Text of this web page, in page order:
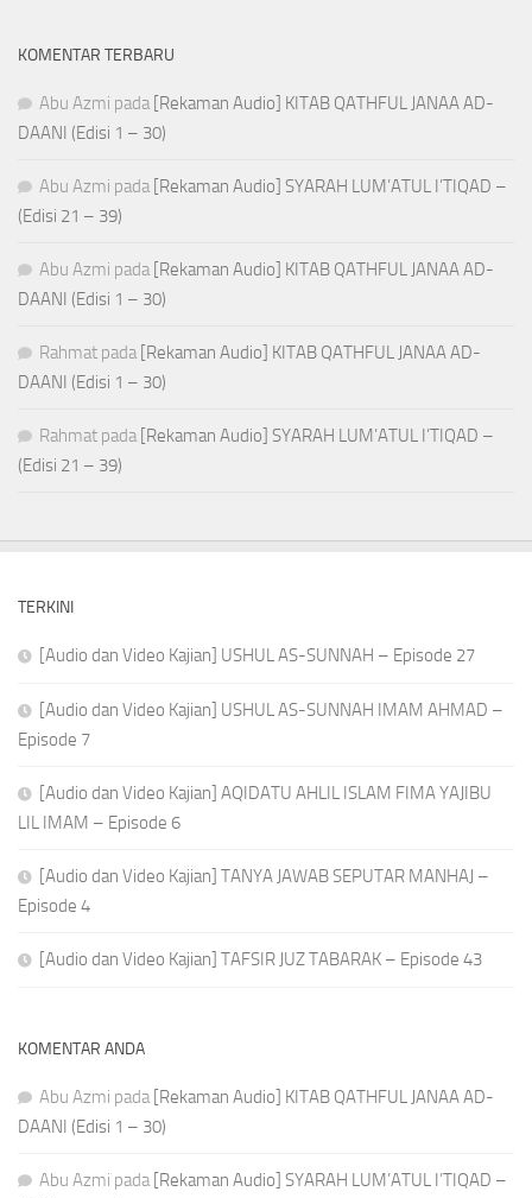
KOMENTAR TERBARU
Abu Azmi pada [Rekaman Audio] KITAB QATHFUL JANAA AD-
DAANI (Edisi 1 – 30)
Abu Azmi pada [Rekaman Audio] SYARAH LUM’ATUL I’TIQAD –
(Edisi 21 – 39)
Abu Azmi pada [Rekaman Audio] KITAB QATHFUL JANAA AD-
DAANI (Edisi 1 – 30)
Rahmat pada [Rekaman Audio] KITAB QATHFUL JANAA AD-
DAANI (Edisi 1 – 30)
Rahmat pada [Rekaman Audio] SYARAH LUM’ATUL I’TIQAD –
(Edisi 21 – 39)
TERKINI
[Audio dan Video Kajian] USHUL AS-SUNNAH – Episode 27
[Audio dan Video Kajian] USHUL AS-SUNNAH IMAM AHMAD –
Episode 7
[Audio dan Video Kajian] AQIDATU AHLIL ISLAM FIMA YAJIBU
LIL IMAM – Episode 6
[Audio dan Video Kajian] TANYA JAWAB SEPUTAR MANHAJ –
Episode 4
[Audio dan Video Kajian] TAFSIR JUZ TABARAK – Episode 43
KOMENTAR ANDA
Abu Azmi pada [Rekaman Audio] KITAB QATHFUL JANAA AD-
DAANI (Edisi 1 – 30)
Abu Azmi pada [Rekaman Audio] SYARAH LUM’ATUL I’TIQAD –